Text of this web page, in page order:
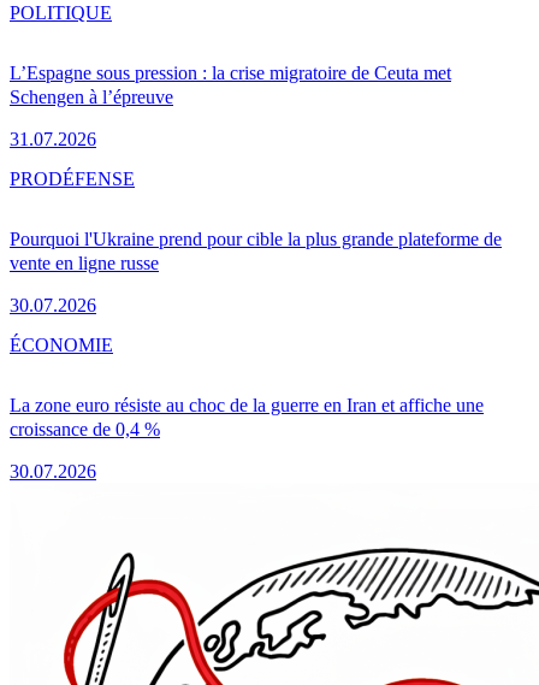
L’Espagne sous pression : la crise migratoire de Ceuta met
Schengen à l’épreuve
31.07.2026
POLITIQUE
Pourquoi l'Ukraine prend pour cible la plus grande plateforme de
vente en ligne russe
30.07.2026
PRODÉFENSE
La zone euro résiste au choc de la guerre en Iran et affiche une
croissance de 0,4 %
30.07.2026
ÉCONOMIE